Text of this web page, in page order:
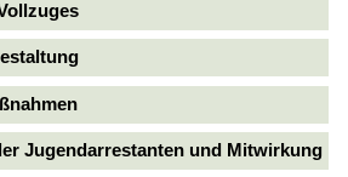
Jugendarrestanten und Mitwirkung